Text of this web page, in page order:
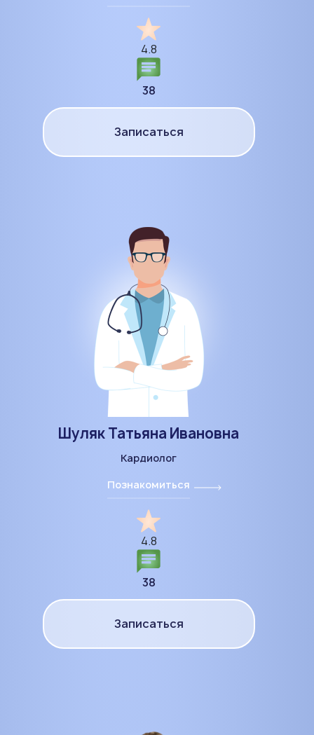
4.8
38
Записаться
Шуляк Татьяна Ивановна
Кардиолог
Познакомиться
4.8
38
Записаться